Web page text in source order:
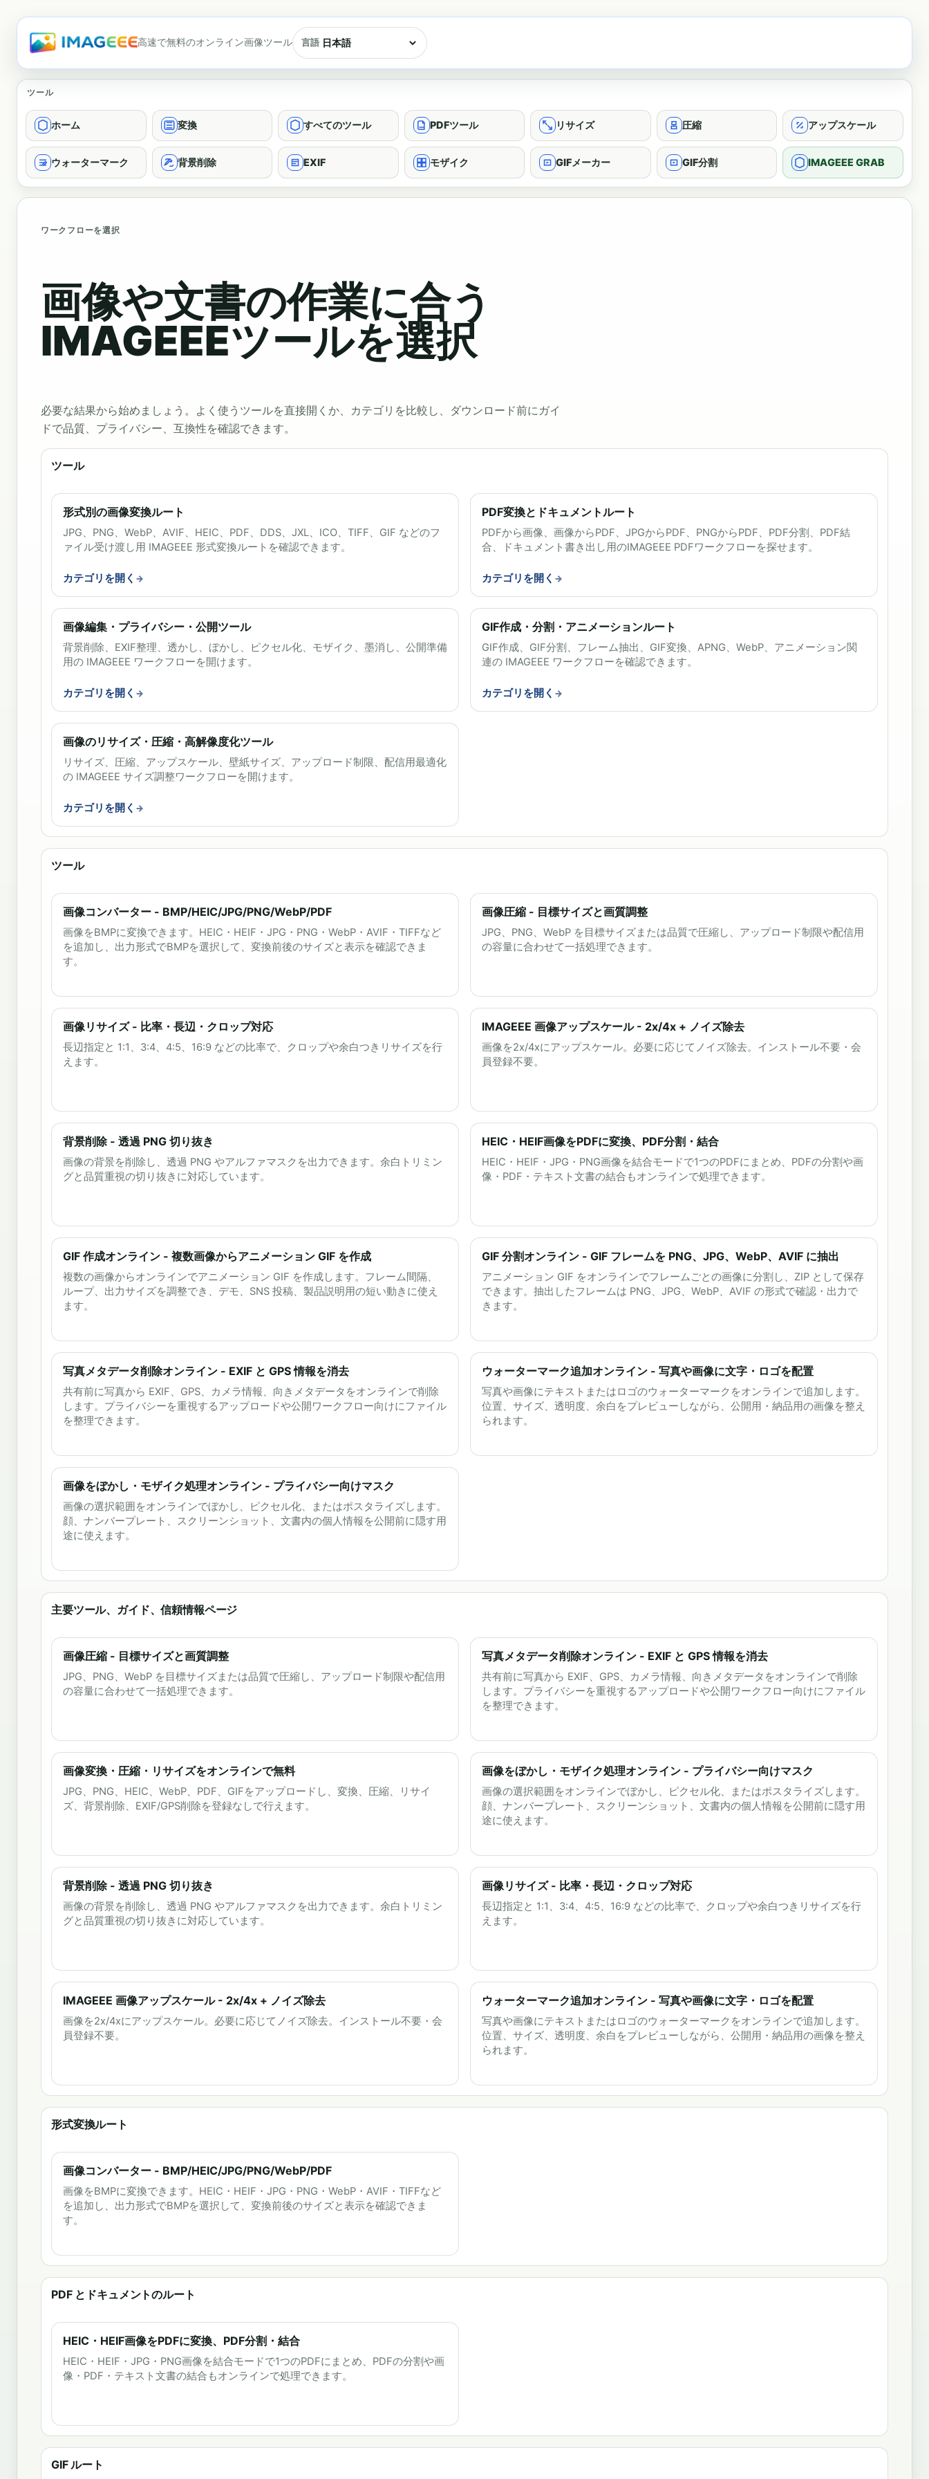
高速で無料のオンライン画像ツール 言語
ツール
ホーム 変換 すべてのツール PDFツール リサイズ 圧縮 アップスケール
ウォーターマーク 背景削除 EXIF モザイク GIFメーカー GIF分割 IMAGEEE GRAB
ワークフローを選択
画像や文書の作業に合う
IMAGEEEツールを選択
必要な結果から始めましょう。よく使うツールを直接開くか、カテゴリを比較し、ダウンロード前にガイ
ドで品質、プライバシー、互換性を確認できます。
ツール
形式別の画像変換ルート
JPG、PNG、WebP、AVIF、HEIC、PDF、DDS、JXL、ICO、TIFF、GIF などのフ
ァイル受け渡し用 IMAGEEE 形式変換ルートを確認できます。
カテゴリを開く
PDF変換とドキュメントルート
PDFから画像、画像からPDF、JPGからPDF、PNGからPDF、PDF分割、PDF結
合、ドキュメント書き出し用のIMAGEEE PDFワークフローを探せます。
カテゴリを開く
画像編集・プライバシー・公開ツール
背景削除、EXIF整理、透かし、ぼかし、ピクセル化、モザイク、墨消し、公開準備
用の IMAGEEE ワークフローを開けます。
カテゴリを開く
GIF作成・分割・アニメーションルート
GIF作成、GIF分割、フレーム抽出、GIF変換、APNG、WebP、アニメーション関
連の IMAGEEE ワークフローを確認できます。
カテゴリを開く
画像のリサイズ・圧縮・高解像度化ツール
リサイズ、圧縮、アップスケール、壁紙サイズ、アップロード制限、配信用最適化
の IMAGEEE サイズ調整ワークフローを開けます。
カテゴリを開く
ツール
画像コンバーター - BMP/HEIC/JPG/PNG/WebP/PDF
画像をBMPに変換できます。HEIC・HEIF・JPG・PNG・WebP・AVIF・TIFFなど
を追加し、出力形式でBMPを選択して、変換前後のサイズと表示を確認できま
す。
画像圧縮 - 目標サイズと画質調整
JPG、PNG、WebP を目標サイズまたは品質で圧縮し、アップロード制限や配信用
の容量に合わせて一括処理できます。
画像リサイズ - 比率・長辺・クロップ対応
長辺指定と 1:1、3:4、4:5、16:9 などの比率で、クロップや余白つきリサイズを行
えます。
IMAGEEE 画像アップスケール - 2x/4x + ノイズ除去
画像を2x/4xにアップスケール。必要に応じてノイズ除去。インストール不要・会
員登録不要。
背景削除 - 透過 PNG 切り抜き
画像の背景を削除し、透過 PNG やアルファマスクを出力できます。余白トリミン
グと品質重視の切り抜きに対応しています。
HEIC・HEIF画像をPDFに変換、PDF分割・結合
HEIC・HEIF・JPG・PNG画像を結合モードで1つのPDFにまとめ、PDFの分割や画
像・PDF・テキスト文書の結合もオンラインで処理できます。
GIF 作成オンライン - 複数画像からアニメーション GIF を作成
複数の画像からオンラインでアニメーション GIF を作成します。フレーム間隔、
ループ、出力サイズを調整でき、デモ、SNS 投稿、製品説明用の短い動きに使え
ます。
GIF 分割オンライン - GIF フレームを PNG、JPG、WebP、AVIF に抽出
アニメーション GIF をオンラインでフレームごとの画像に分割し、ZIP として保存
できます。抽出したフレームは PNG、JPG、WebP、AVIF の形式で確認・出力で
きます。
写真メタデータ削除オンライン - EXIF と GPS 情報を消去
共有前に写真から EXIF、GPS、カメラ情報、向きメタデータをオンラインで削除
します。プライバシーを重視するアップロードや公開ワークフロー向けにファイル
を整理できます。
ウォーターマーク追加オンライン - 写真や画像に文字・ロゴを配置
写真や画像にテキストまたはロゴのウォーターマークをオンラインで追加します。
位置、サイズ、透明度、余白をプレビューしながら、公開用・納品用の画像を整え
られます。
画像をぼかし・モザイク処理オンライン - プライバシー向けマスク
画像の選択範囲をオンラインでぼかし、ピクセル化、またはポスタライズします。
顔、ナンバープレート、スクリーンショット、文書内の個人情報を公開前に隠す用
途に使えます。
主要ツール、ガイド、信頼情報ページ
画像圧縮 - 目標サイズと画質調整
JPG、PNG、WebP を目標サイズまたは品質で圧縮し、アップロード制限や配信用
の容量に合わせて一括処理できます。
写真メタデータ削除オンライン - EXIF と GPS 情報を消去
共有前に写真から EXIF、GPS、カメラ情報、向きメタデータをオンラインで削除
します。プライバシーを重視するアップロードや公開ワークフロー向けにファイル
を整理できます。
画像変換・圧縮・リサイズをオンラインで無料
JPG、PNG、HEIC、WebP、PDF、GIFをアップロードし、変換、圧縮、リサイ
ズ、背景削除、EXIF/GPS削除を登録なしで行えます。
画像をぼかし・モザイク処理オンライン - プライバシー向けマスク
画像の選択範囲をオンラインでぼかし、ピクセル化、またはポスタライズします。
顔、ナンバープレート、スクリーンショット、文書内の個人情報を公開前に隠す用
途に使えます。
背景削除 - 透過 PNG 切り抜き
画像の背景を削除し、透過 PNG やアルファマスクを出力できます。余白トリミン
グと品質重視の切り抜きに対応しています。
画像リサイズ - 比率・長辺・クロップ対応
長辺指定と 1:1、3:4、4:5、16:9 などの比率で、クロップや余白つきリサイズを行
えます。
IMAGEEE 画像アップスケール - 2x/4x + ノイズ除去
画像を2x/4xにアップスケール。必要に応じてノイズ除去。インストール不要・会
員登録不要。
ウォーターマーク追加オンライン - 写真や画像に文字・ロゴを配置
写真や画像にテキストまたはロゴのウォーターマークをオンラインで追加します。
位置、サイズ、透明度、余白をプレビューしながら、公開用・納品用の画像を整え
られます。
形式変換ルート
画像コンバーター - BMP/HEIC/JPG/PNG/WebP/PDF
画像をBMPに変換できます。HEIC・HEIF・JPG・PNG・WebP・AVIF・TIFFなど
を追加し、出力形式でBMPを選択して、変換前後のサイズと表示を確認できま
す。
PDF とドキュメントのルート
HEIC・HEIF画像をPDFに変換、PDF分割・結合
HEIC・HEIF・JPG・PNG画像を結合モードで1つのPDFにまとめ、PDFの分割や画
像・PDF・テキスト文書の結合もオンラインで処理できます。
GIF ルート